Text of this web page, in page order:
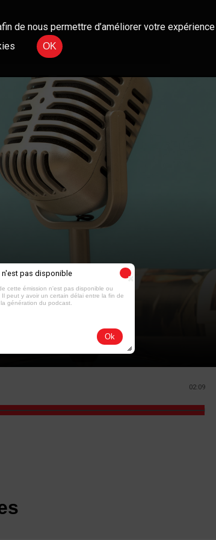
02:09
de nous permettre d’améliorer votre
OK
pas disponible
cette émission n'est pas disponible ou
peut y avoir un certain délai entre la fin de
génération du podcast.
Ok